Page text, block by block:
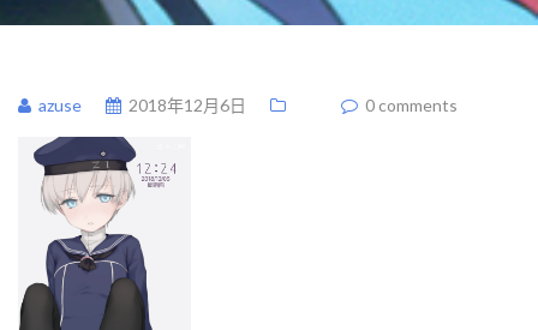
azuse 2018年12月6日 0 comments